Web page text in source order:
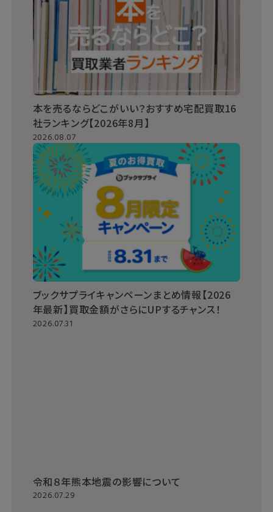
本を売るならどこがいい？おすすめ宅配買取16
社ランキング【2026年8月】
2026.08.07
ブックサプライキャンペーンまとめ情報【2026
年最新】買取金額がさらにUPするチャンス！
2026.07.31
令和８年熊本地震の影響について
2026.07.29